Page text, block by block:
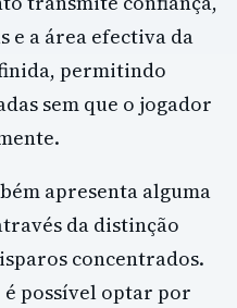
e a área efectiva da
permitindo
sem que o jogador
apresenta alguma
da distinção
concentrados.
é possível optar por